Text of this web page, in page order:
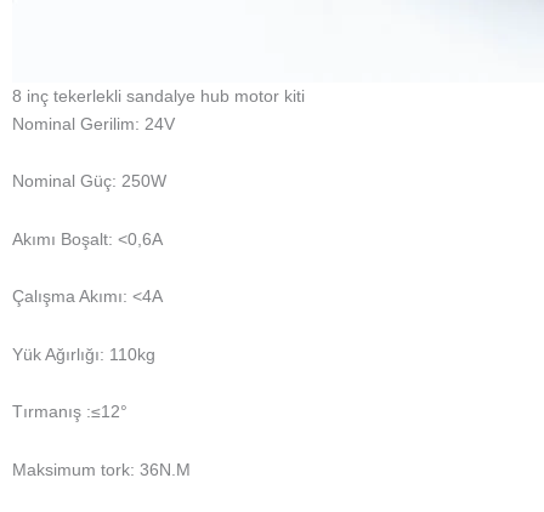
8 inç tekerlekli sandalye hub motor kiti
Nominal Gerilim: 24V
Nominal Güç: 250W
Akımı Boşalt: <0,6A
Çalışma Akımı: <4A
Yük Ağırlığı: 110kg
Tırmanış :≤12°
Maksimum tork: 36N.M